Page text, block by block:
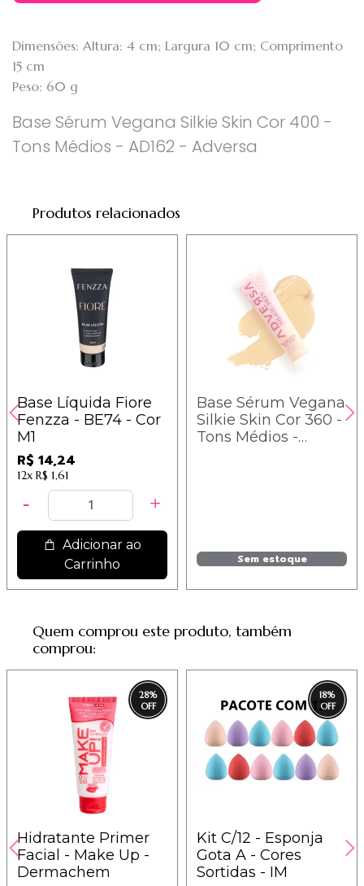
Dimensões: Altura: 4 cm; Largura 10 cm; Comprimento
15 cm
Peso: 60 g
Base Sérum Vegana Silkie Skin Cor 400 -
Tons Médios - AD162 - Adversa
Produtos relacionados
Base Líquida Fiore
Fenzza - BE74 - Cor
M1
R$ 14,24
12x R$ 1,61
Adicionar ao
Carrinho
Base Sérum Vegana
Silkie Skin Cor 360 -
Tons Médios -
Sem estoque
Quem comprou este produto, também
comprou:
28%
Hidratante Primer
Facial - Make Up -
Dermachem
18%
Kit C/12 - Esponja
Gota A - Cores
Sortidas - IM